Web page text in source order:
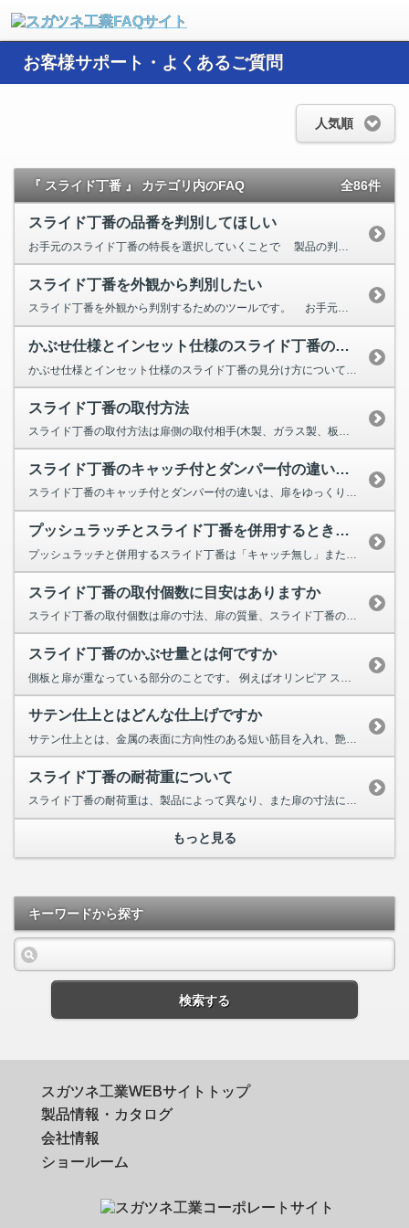
お客様サポート・よくあるご質問
人気順
『 スライド丁番 』 カテゴリ内のFAQ 全86件
スライド丁番の品番を判別してほしい
お手元のスライド丁番の特長を選択していくことで 製品の判別が可能なツールをご用意しています。 ...
スライド丁番を外観から判別したい
スライド丁番を外観から判別するためのツールです。 お手元のスライド丁番と見比べながら、該当する選択肢にチェック...
かぶせ仕様とインセット仕様のスライド丁番の見分け方
スライド丁番の取付方法
スライド丁番の取付方法は扉側の取付相手(木製、ガラス製、板金製)によって異なります。 総合カタログ 2巻のスラ...
スライド丁番のキャッチ付とダンパー付の違いとは
スライド丁番のキャッチ付とダンパー付の違いは、扉をゆっくりと引き込む機能の有無です。 どちらのスライド丁番...
プッシュラッチとスライド丁番を併用するときの選び方
プッシュラッチと併用するスライド丁番は「キャッチ無し」または「オープンタイプ」をお選びください。 開く方向にばね...
スライド丁番の取付個数に目安はありますか
スライド丁番の取付個数は扉の寸法、扉の質量、スライド丁番の種類によって異なります。 スライド丁番の取付目安は、...
スライド丁番のかぶせ量とは何ですか
サテン仕上とはどんな仕上げですか
サテン仕上とは、金属の表面に方向性のある短い筋目を入れ、艶消し面にする仕上げです。 絹（サテン）の布地に質感が似...
スライド丁番の耐荷重について
スライド丁番の耐荷重は、製品によって異なり、また扉の寸法によってスライド丁番の取付個数を変える必要があります。 ...
もっと見る
キーワードから探す
検索する
スガツネ工業WEBサイトトップ
製品情報・カタログ
会社情報
ショールーム